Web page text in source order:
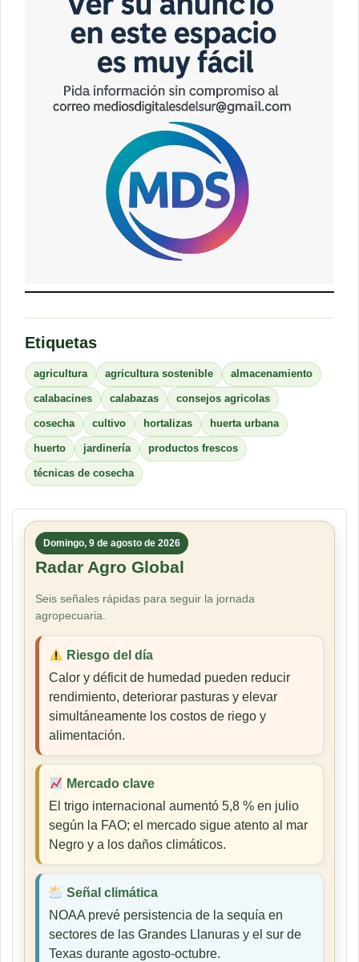
Etiquetas
agricultura agricultura sostenible almacenamiento
calabacines calabazas consejos agricolas
cosecha cultivo hortalizas huerta urbana
huerto jardinería productos frescos
técnicas de cosecha
Domingo, 9 de agosto de 2026
Radar Agro Global
Seis señales rápidas para seguir la jornada
agropecuaria.
Riesgo del día
Calor y déficit de humedad pueden reducir
rendimiento, deteriorar pasturas y elevar
simultáneamente los costos de riego y
alimentación.
Mercado clave
El trigo internacional aumentó 5,8 % en julio
según la FAO; el mercado sigue atento al mar
Negro y a los daños climáticos.
Señal climática
NOAA prevé persistencia de la sequía en
sectores de las Grandes Llanuras y el sur de
Texas durante agosto-octubre.